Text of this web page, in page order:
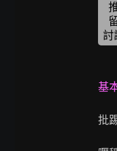
討
基
批